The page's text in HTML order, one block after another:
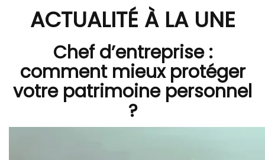
ACTUALITÉ À LA UNE
Chef d’entreprise :
comment mieux protéger
votre patrimoine personnel
?